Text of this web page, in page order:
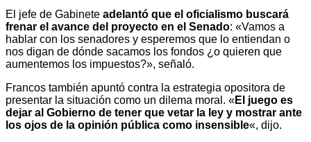
El jefe de Gabinete adelantó que el oficialismo buscará
frenar el avance del proyecto en el Senado: «Vamos a
hablar con los senadores y esperemos que lo entiendan o
nos digan de dónde sacamos los fondos ¿o quieren que
aumentemos los impuestos?», señaló.
Francos también apuntó contra la estrategia opositora de
presentar la situación como un dilema moral. «El juego es
dejar al Gobierno de tener que vetar la ley y mostrar ante
los ojos de la opinión pública como insensible«, dijo.